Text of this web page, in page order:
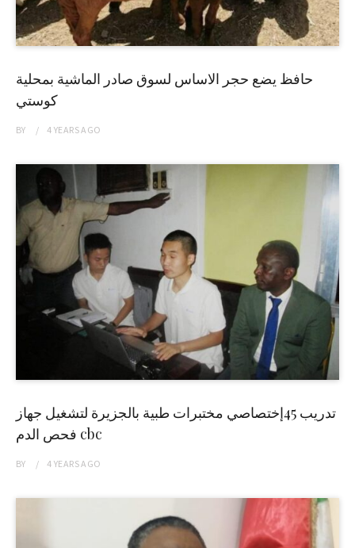
حافظ يضع حجر الاساس لسوق صادر الماشية بمحلية
كوستي
BY 4 YEARSAGO
تدريب 45إختصاصي مختبرات طبية بالجزيرة لتشغيل جهاز
فحص الدم cbc
BY 4 YEARSAGO